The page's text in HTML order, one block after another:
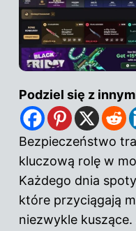
Podziel się z
Bezpieczeństwo
kluczową rolę w
Każdego dnia
które przyciągają
niezwykle